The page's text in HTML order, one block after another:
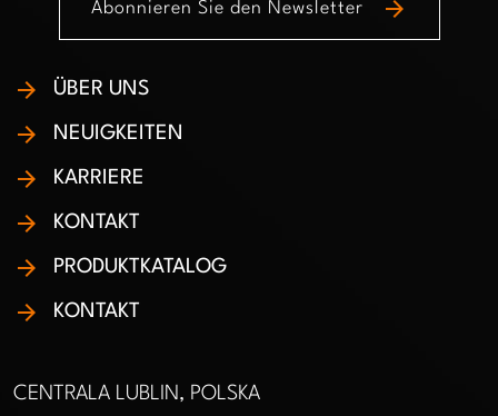
Abonnieren Sie den Newsletter arrow_forward
ÜBER UNS
NEUIGKEITEN
KARRIERE
KONTAKT
PRODUKTKATALOG
KONTAKT
CENTRALA LUBLIN, POLSKA